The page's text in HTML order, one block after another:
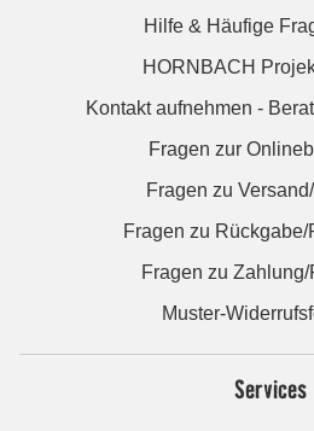
Hilfe & Häufige
HORNBACH
Kontakt aufnehmen -
Fragen zur
Fragen zu
Fragen zu
Fragen zu
Muster-
Services